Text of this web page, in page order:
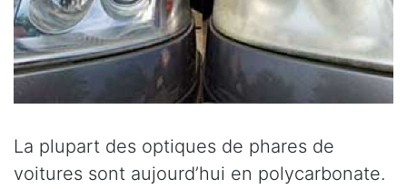
La plupart des optiques de phares de
voitures sont aujourd’hui en polycarbonate.